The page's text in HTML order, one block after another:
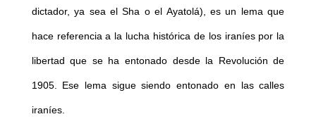
dictador, ya sea el Sha o el Ayatolá), es un lema que
hace referencia a la lucha histórica de los iraníes por la
libertad que se ha entonado desde la Revolución de
1905. Ese lema sigue siendo entonado en las calles
iraníes.